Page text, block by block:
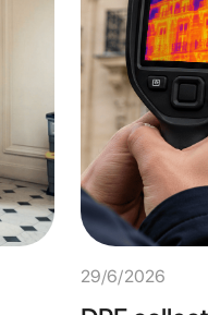
29/6/2026